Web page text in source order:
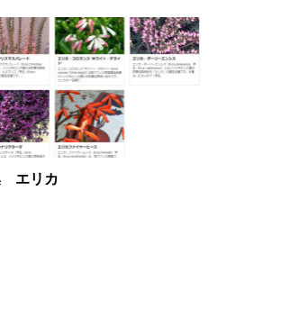
エリカ